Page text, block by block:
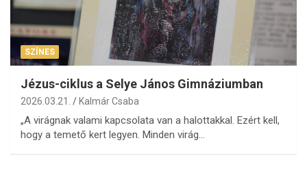
SZÍNES
Jézus-ciklus a Selye János Gimnáziumban
2026.03.21. Kalmár Csaba
„A virágnak valami kapcsolata van a halottakkal. Ezért kell,
hogy a temető kert legyen. Minden virág…